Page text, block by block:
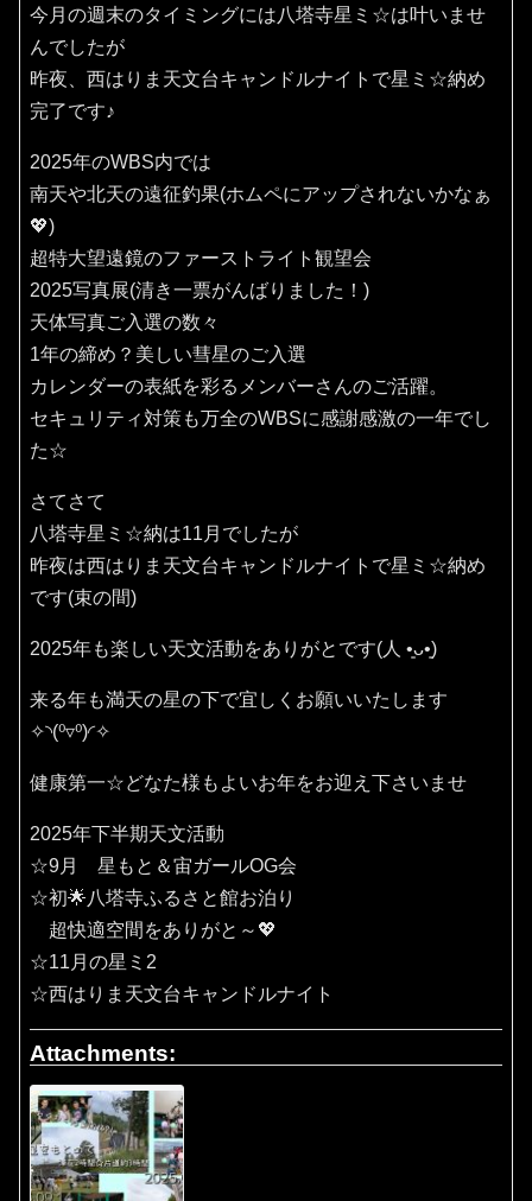
今月の週末のタイミングには八塔寺星ミ☆は叶いませ
んでしたが
昨夜、西はりま天文台キャンドルナイトで星ミ☆納め
完了です♪
2025年のWBS内では
南天や北天の遠征釣果(ホムペにアップされないかなぁ
💖)
超特大望遠鏡のファーストライト観望会
2025写真展(清き一票がんばりました！)
天体写真ご入選の数々
1年の締め？美しい彗星のご入選
カレンダーの表紙を彩るメンバーさんのご活躍。
セキュリティ対策も万全のWBSに感謝感激の一年でし
た☆
さてさて
八塔寺星ミ☆納は11月でしたが
昨夜は西はりま天文台キャンドルナイトで星ミ☆納め
です(束の間)
2025年も楽しい天文活動をありがとです(⁠人⁠ ⁠•͈⁠ᴗ⁠•͈⁠)
来る年も満天の星の下で宜しくお願いいたします
✧⁠◝⁠(⁠⁰⁠▿⁠⁰⁠)⁠◜⁠✧
健康第一☆どなた様もよいお年をお迎え下さいませ
2025年下半期天文活動
☆9月 星もと＆宙ガールOG会
☆初🌟八塔寺ふるさと館お泊り
超快適空間をありがと～💖
☆11月の星ミ2
☆西はりま天文台キャンドルナイト
Attachments: